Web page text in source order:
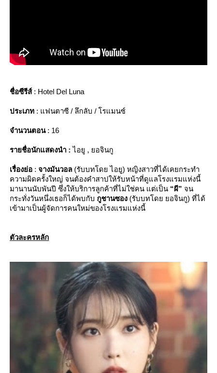
ชื่อซีรีส์ : Hotel Del Luna
ประเภท : แฟนตาซี / ลึกลับ / โรแมนซ์
จำนวนตอน: 16
รายชื่อนักแสดงนำ :ไอยู , ยอจินกู
เรื่องย่อ : จางมันวอล (รับบทโดย ไอยู) หญิงสาวที่ได้เคยกระทำ
ความผิดครั้งใหญ่ จนต้องคำสาปให้รับหน้าที่ดูแลโรงแรมแห่งนี้
มานานนับพันปี ซึ่งให้บริการลูกค้าที่ไม่ใช่คน แต่เป็น “ผี” จน
กระทั่งวันหนึ่งเธอก็ได้พบกับ กูชานซอง (รับบทโดย ยอจินกู) ที่ได้
เข้ามาเป็นผู้จัดการคนใหม่ของโรงแรมแห่งนี้
ตัวละครหลัก